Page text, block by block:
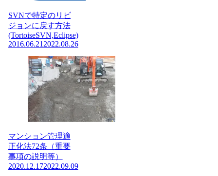
SVNで特定のリビ
ジョンに戻す方法
(TortoiseSVN,Eclipse)
2016.06.21 2022.08.26
マンション管理適
正化法72条（重要
事項の説明等）
2020.12.172022.09.09